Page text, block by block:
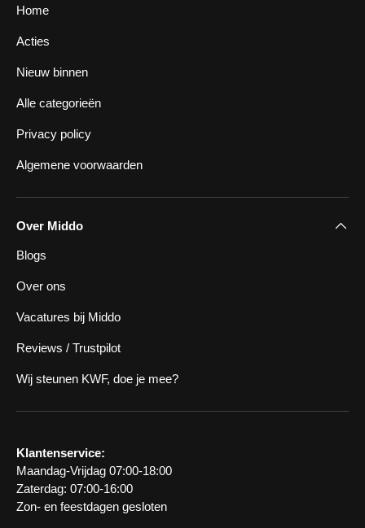
Home
Acties
Nieuw binnen
Alle categorieën
Privacy policy
Algemene voorwaarden
Over Middo
Blogs
Over ons
Vacatures bij Middo
Reviews / Trustpilot
Wij steunen KWF, doe je mee?
Klantenservice:
Maandag-Vrijdag 07:00-18:00
Zaterdag: 07:00-16:00
Zon- en feestdagen gesloten